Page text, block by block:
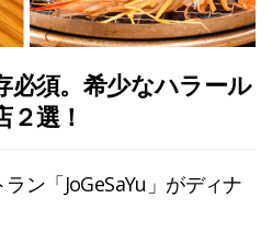
必須。希少なハラール
選！
ン「JoGeSaYu」がディナ